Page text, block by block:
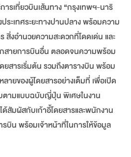
ารเที่ยวบินเส้นทาง “กรุงเทพฯ-นาริ
ระเทศระยะทางปานปลาง พร้อมความ
สิ่งอำนวยความสะดวกที่โดดเด่น และ
สายการบินอื่น ตลอดจนความพร้อม
สารเริ่มต้น รวมถึงตารางบิน พร้อม
ายของผู้โดยสารอย่างเต็มที่ เพื่อเปิด
ตามแบบฉบับญี่ปุ่น พิเศษในงาน
ด้สัมผัสกับเก้าอี้โดยสารและพนักงาน
บิน พร้อมเจ้าหน้าที่ในการให้ข้อมูล